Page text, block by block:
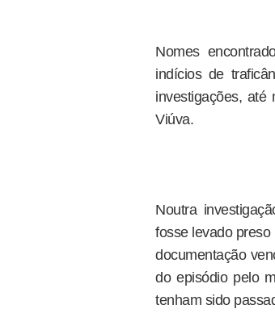
Nomes
indícios de
investigações, até
Viúva.
Noutra
fosse levado
documentação
do episódio pelo
tenham sido